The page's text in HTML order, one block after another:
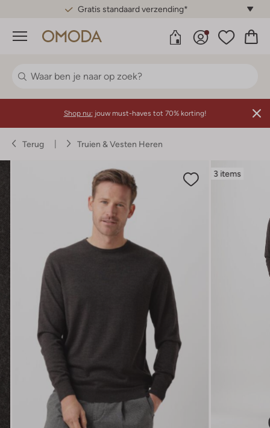
Gratis standaard verzending*
Menu
Shop nu: jouw must-haves tot 70% korting!
Terug Truien & Vesten Heren
3 items